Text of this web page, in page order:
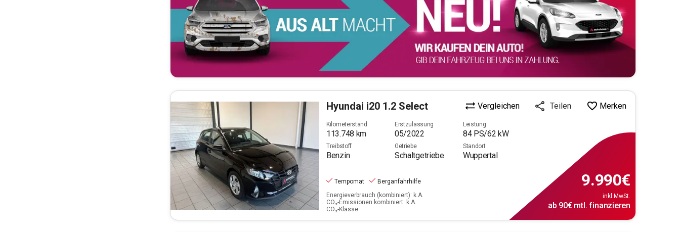
Hyundai i20 1.2 Select Vergleichen Teilen Merken
Kilometerstand
113.748 km
Erstzulassung
05/2022
Leistung
84PS/62 kW
Treibstoff
Benzin
Getriebe
Schaltgetriebe
Standort
Wuppertal
Tempomat
Berganfahrhilfe
Energieverbrauch (kombiniert): k.A.
CO₂-Emissionen kombiniert: k.A.
CO₂-Klasse:
9.990€
inkl.MwSt.
ab 90€mtl. finanzieren